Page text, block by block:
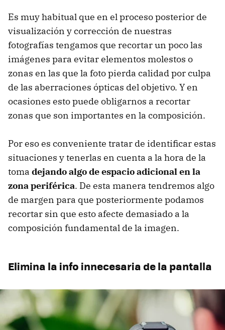
Es muy habitual que en el proceso posterior de
visualización y corrección de nuestras
fotografías tengamos que recortar un poco las
imágenes para evitar elementos molestos o
zonas en las que la foto pierda calidad por culpa
de las aberraciones ópticas del objetivo. Y en
ocasiones esto puede obligarnos a recortar
zonas que son importantes en la composición.
Por eso es conveniente tratar de identificar estas
situaciones y tenerlas en cuenta a la hora de la
toma dejando algo de espacio adicional en la
zona periférica. De esta manera tendremos algo
de margen para que posteriormente podamos
recortar sin que esto afecte demasiado a la
composición fundamental de la imagen.
Elimina la info innecesaria de la pantalla